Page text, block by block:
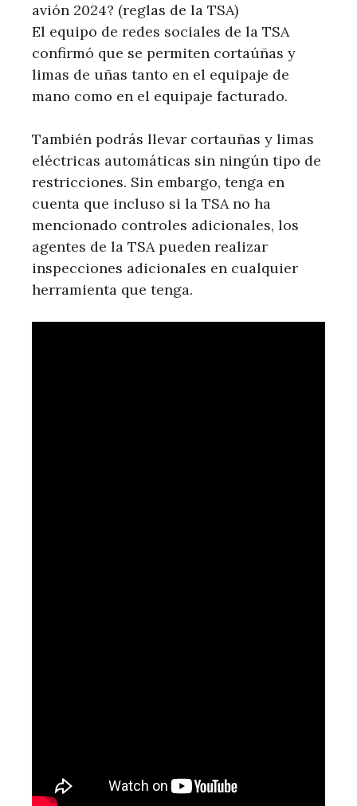
El equipo de redes sociales de la TSA
confirmó que se permiten cortaúñas y
limas de uñas tanto en el equipaje de
mano como en el equipaje facturado.
También podrás llevar cortauñas y limas
eléctricas automáticas sin ningún tipo de
restricciones. Sin embargo, tenga en
cuenta que incluso si la TSA no ha
mencionado controles adicionales, los
agentes de la TSA pueden realizar
inspecciones adicionales en cualquier
herramienta que tenga.